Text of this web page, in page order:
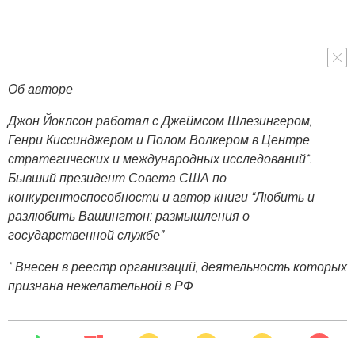
Об авторе
Джон Йоклсон работал с Джеймсом Шлезингером,
Генри Киссинджером и Полом Волкером в Центре
стратегических и международных исследований*.
Бывший президент Совета США по
конкурентоспособности и автор книги “Любить и
разлюбить Вашингтон: размышления о
государственной службе”
* Внесен в реестр организаций, деятельность которых
признана нежелательной в РФ